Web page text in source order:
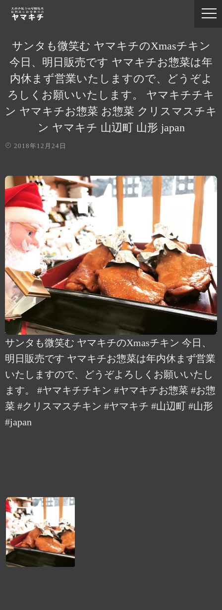
サンタも微笑む ヤマキチのXmasチキン
今日、明日販売です ヤマキチお惣菜は年
内休まず営業いたしますので、どうぞよ
ろしくお願いいたします。 ヤマキチチキ
ン ヤマキチお惣菜 お惣菜 クリスマスチキ
ン ヤマキチ 山辺町 山形 japan
2018年12月24日
サンタも微笑む ヤマキチのXmasチキン 今日、
明日販売です ヤマキチお惣菜は年内休まず営業
いたしますので、どうぞよろしくお願いいたし
ます。 #ヤマキチチキン #ヤマキチお惣菜 #お惣
菜 #クリスマスチキン #ヤマキチ #山辺町 #山形
#japan